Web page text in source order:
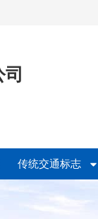
传统交通标志